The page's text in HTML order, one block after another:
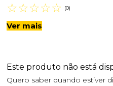
☆☆☆☆☆ (0)
Ver mais
Este produto não está
Quero saber quando estiver